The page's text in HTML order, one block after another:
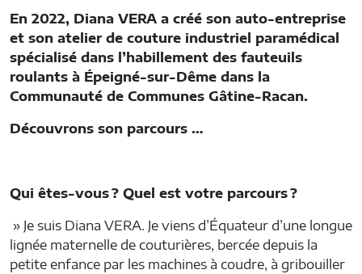
b
o
o
k
t
e
r
l
a
g
e
r
En 2022, Diana VERA a créé son auto-entreprise
et son atelier de couture industriel paramédical
spécialisé dans l’habillement des fauteuils
roulants à Épeigné-sur-Dême dans la
Communauté de Communes Gâtine-Racan.
Découvrons son parcours …
Qui êtes-vous ? Quel est votre parcours ?
» Je suis Diana VERA. Je viens d’Équateur d’une longue
lignée maternelle de couturières, bercée depuis la
petite enfance par les machines à coudre, à gribouiller